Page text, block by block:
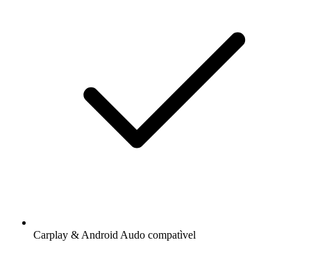
Carplay & Android Audo compatìvel